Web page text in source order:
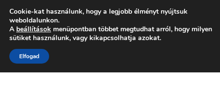
SZÁLLÍTÁS 2618 Ft-tól
Hétfő-Péntek 9:00–16:0006 80 088 054
Ugrás
a
navigációhoz
Kilépés
a
tartalomba
Cookie-kat használunk, hogy a legjobb élményt nyújtsuk
weboldalunkon.
A beállítások menüpontban többet megtudhat arról, hogy milyen
sütiket használunk, vagy kikapcsolhatja azokat.
Elfogad